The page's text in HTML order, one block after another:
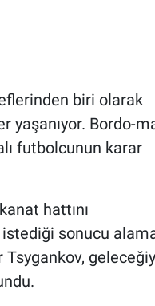
biri olarak
yaşanıyor. Bordo-
futbolcunun karar
hattını
sonucu